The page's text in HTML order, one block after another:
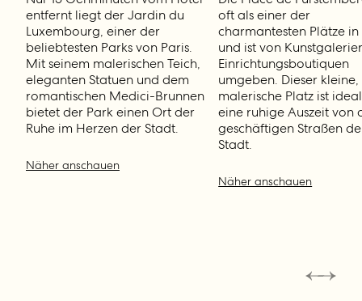
entfernt liegt der Jardin du
Luxembourg, einer der
beliebtesten Parks von Paris.
Mit seinem malerischen Teich,
eleganten Statuen und dem
romantischen Medici-Brunnen
bietet der Park einen Ort der
Ruhe im Herzen der Stadt.
Näher anschauen
oft als einer der
charmantesten Plätze in
und ist von
Einrichtungsboutiquen
umgeben. Dieser kleine,
malerische Platz ist
eine ruhige Auszeit von
geschäftigen Straßen
Stadt.
Näher anschauen